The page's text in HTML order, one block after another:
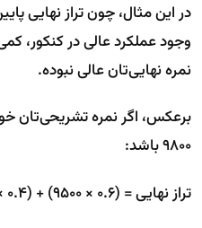
در این مثال، چون تراز نهایی
وجود عملکرد عالی در کنکور،
نمره نهایی‌تان عالی نبوده.
برعکس، اگر نمره تشریحی‌تان
۹۸۰۰ باشد:
تراز نهایی = (۰.۶ × ۹۵۰۰) + (۰.۴ × ۹۸۰۰) = ۵۷۰۰ + ۳۹۲۰ =